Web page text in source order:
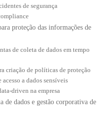
de segurança
proteção das informações de
de coleta de dados em tempo
criação de políticas de proteção
a dados sensíveis
driven na empresa
de dados e gestão corporativa de